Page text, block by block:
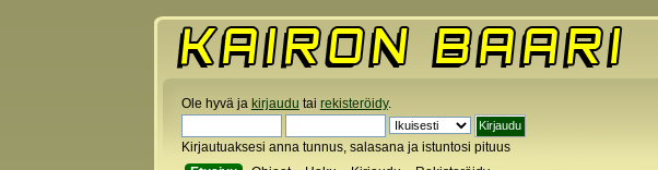
Ole hyvä ja kirjaudu tai rekisteröidy.
Kirjautuaksesi anna tunnus, salasana ja istuntosi pituus